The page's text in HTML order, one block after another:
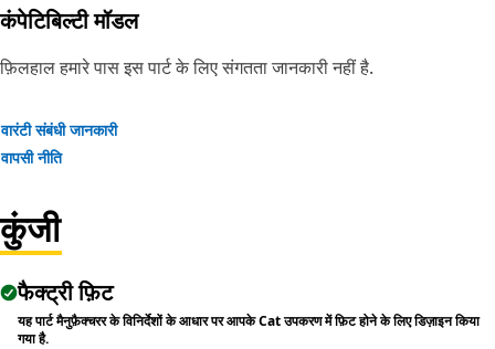
कंपेटिबिल्टी मॉडल
फ़िलहाल हमारे पास इस पार्ट के लिए संगतता जानकारी नहीं है.
वारंटी संबंधी जानकारी
वापसी नीति
कुंजी
फैक्ट्री फ़िट
यह पार्ट मैनुफ़ैक्चरर के विनिर्देशों के आधार पर आपके Cat उपकरण में फ़िट होने के लिए डिज़ाइन किया
गया है.